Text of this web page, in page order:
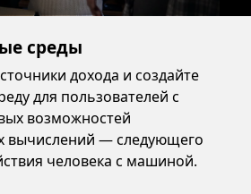
среды
дохода и создайте
для пользователей с
возможностей
вычислений — следующего
человека с машиной.